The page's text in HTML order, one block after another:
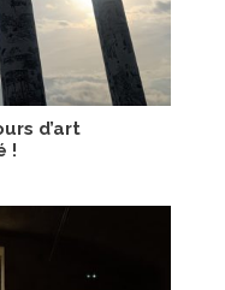
d’art
!